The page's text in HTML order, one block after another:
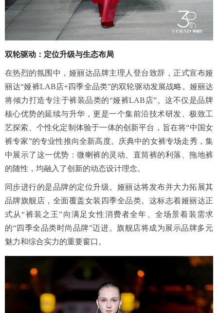
双轮驱动：定位升级与生态布局
在热烈的氛围中，娅丽达品牌主理人登台致辞，正式宣布娅
丽达“娅裤LAB店+四季全品类”的双轮驱动发展战略。娅丽达
将倾力打造专注于裤装品类的“娅裤LAB店”。这不仅是品牌
核心优势的延续与升华，更是一个集前沿技术研发、极致工
艺探索、个性化定制体验于一体的创新平台，旨在将“中国女
裤专家”的专业性推向全新高度。庆典中的女裤专场走秀，集
中展示了这一优势：微喇裤的灵动、直筒裤的利落、拖地裤
的随性，均融入了创新的动态设计理念。
同步进行的是品牌的定位升级。娅丽达将发布并大力拓展其
品牌旗舰店，全面覆盖女装四季全品类。这标志着娅丽达正
式从“裤装之王”向满足女性消费者全年、全场景着装需求
的“四季全品类时尚品牌”迈进。旗舰店将成为展示品牌多元
魅力和综合实力的重要窗口。